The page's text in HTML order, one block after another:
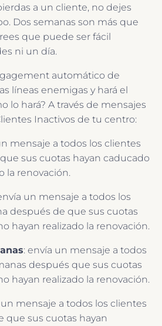
a un cliente, no dejes
Dos semanas son más que
que puede ser fácil
ni un día.
automático de
líneas enemigas y hará el
lo hará? A través de mensajes
Inactivos de tu centro:
mensaje a todos los clientes
sus cuotas hayan caducado
la renovación.
un mensaje a todos los
después de que sus cuotas
hayan realizado la renovación.
: envía un mensaje a todos
después que sus cuotas
hayan realizado la renovación.
mensaje a todos los clientes
que sus cuotas hayan